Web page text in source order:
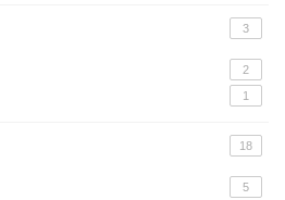
3
2
1
18
5